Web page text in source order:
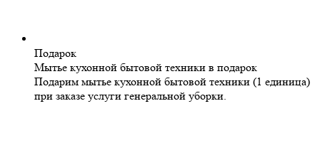
Подарок
Мытье кухонной бытовой техники в подарок
Подарим мытье кухонной бытовой техники (1 единица)
при заказе услуги генеральной уборки.